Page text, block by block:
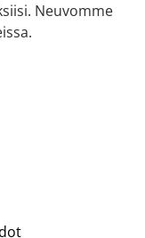
Neuvomme